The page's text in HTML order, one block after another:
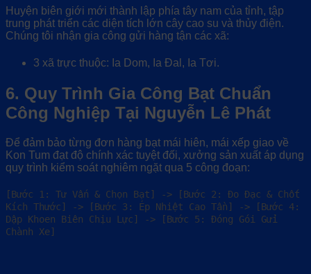
Huyện biên giới mới thành lập phía tây nam của tỉnh, tập
trung phát triển các diện tích lớn cây cao su và thủy điện.
Chúng tôi nhận gia công gửi hàng tận các xã:
3 xã trực thuộc: Ia Dom, Ia Đal, Ia Tơi.
6. Quy Trình Gia Công Bạt Chuẩn
Công Nghiệp Tại Nguyễn Lê Phát
Để đảm bảo từng đơn hàng bạt mái hiên, mái xếp giao về
Kon Tum đạt độ chính xác tuyệt đối, xưởng sản xuất áp dụng
quy trình kiểm soát nghiêm ngặt qua 5 công đoạn:
[Bước 1: Tư Vấn & Chọn Bạt] -> [Bước 2: Đo Đạc & Chốt
Kích Thước] -> [Bước 3: Ép Nhiệt Cao Tần] -> [Bước 4:
Dập Khoen Biên Chịu Lực] -> [Bước 5: Đóng Gói Gửi
Chành Xe]